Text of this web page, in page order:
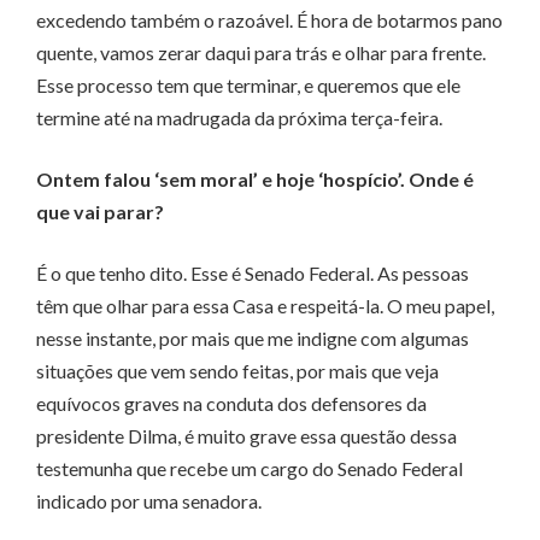
excedendo também o razoável. É hora de botarmos pano
quente, vamos zerar daqui para trás e olhar para frente.
Esse processo tem que terminar, e queremos que ele
termine até na madrugada da próxima terça-feira.
Ontem falou ‘sem moral’ e hoje ‘hospício’. Onde é
que vai parar?
É o que tenho dito. Esse é Senado Federal. As pessoas
têm que olhar para essa Casa e respeitá-la. O meu papel,
nesse instante, por mais que me indigne com algumas
situações que vem sendo feitas, por mais que veja
equívocos graves na conduta dos defensores da
presidente Dilma, é muito grave essa questão dessa
testemunha que recebe um cargo do Senado Federal
indicado por uma senadora.